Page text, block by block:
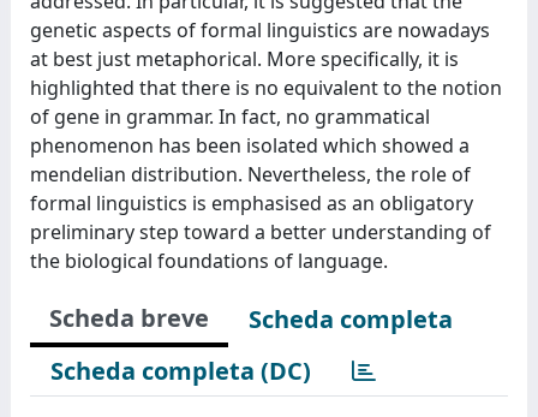
genetic aspects of formal linguistics are nowadays
at best just metaphorical. More specifically, it is
highlighted that there is no equivalent to the notion
of gene in grammar. In fact, no grammatical
phenomenon has been isolated which showed a
mendelian distribution. Nevertheless, the role of
formal linguistics is emphasised as an obligatory
preliminary step toward a better understanding of
the biological foundations of language.
Scheda breve
Scheda completa
Scheda completa (DC)